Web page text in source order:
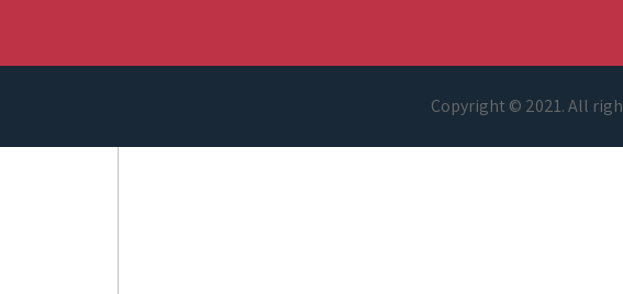
Copyright © 2021. All